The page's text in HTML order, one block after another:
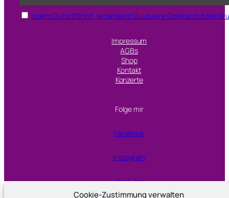
Cookie-Zustimmung verwalten
Indem Du fortfährst, akzeptierst Du unsere
Impressum
AGBs
Shop
Kontakt
Konzerte
Folge mir
Facebook
Instagram
YouTube